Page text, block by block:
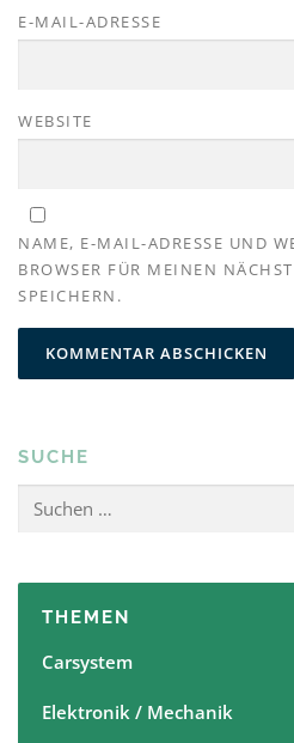
E-MAIL-ADRESSE
WEBSITE
NAME, E-MAIL-ADRESSE UND
BROWSER FÜR MEINEN
SPEICHERN.
SUCHE
nach:
THEMEN
Carsystem
Elektronik / Mechanik